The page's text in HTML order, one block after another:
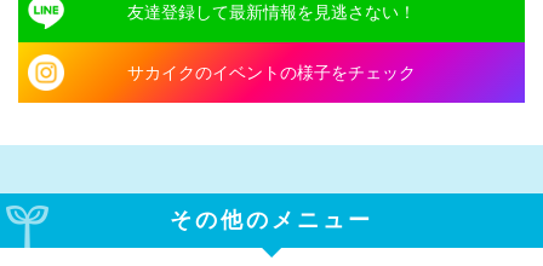
友達登録して最新情報を見逃さない！
サカイクのイベントの様子をチェック
その他のメニュー